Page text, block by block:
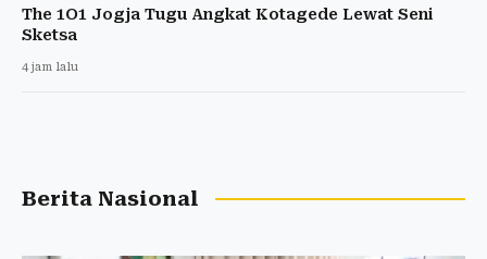
The 1O1 Jogja Tugu Angkat Kotagede Lewat Seni
Sketsa
4 jam lalu
Berita Nasional